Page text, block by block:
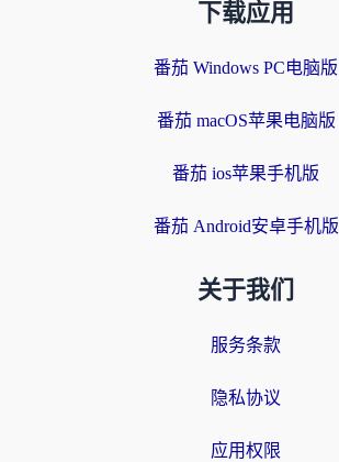
下载应用
番茄 Windows PC电脑版
番茄 macOS苹果电脑版
番茄 ios苹果手机版
番茄 Android安卓手机版
关于我们
服务条款
隐私协议
应用权限